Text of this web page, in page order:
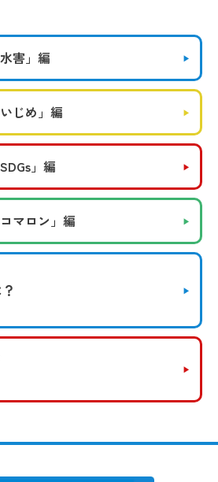
水害」編
いじめ」編
SDGs」編
コマロン」編